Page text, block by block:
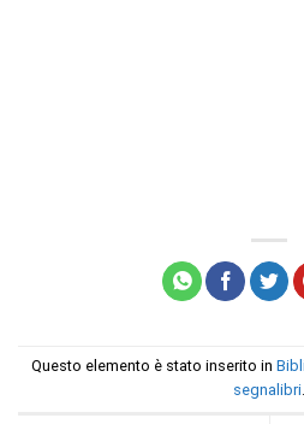
Questo elemento è stato inserito in
segnalibri.